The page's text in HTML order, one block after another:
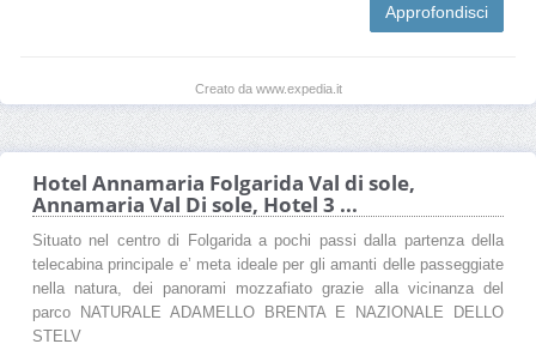
Approfondisci
Creato da www.expedia.it
Hotel Annamaria Folgarida Val di sole,
Annamaria Val Di sole, Hotel 3 ...
Situato nel centro di Folgarida a pochi passi dalla partenza della
telecabina principale e’ meta ideale per gli amanti delle passeggiate
nella natura, dei panorami mozzafiato grazie alla vicinanza del
parco NATURALE ADAMELLO BRENTA E NAZIONALE DELLO
STELV